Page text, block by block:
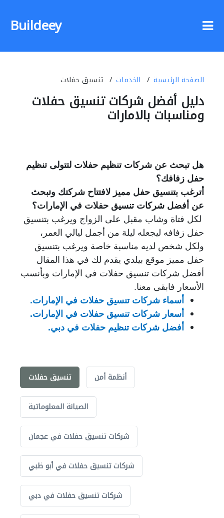
Buildeey
الصفحة الرئيسية الخدمات تنسيق حفلات
دليل أفضل شركات تنسيق حفلات
ومناسبات بالامارات
هل تبحث عن شركات تنظيم حفلات لتتولى تنظيم
حفل زفافك؟
أترغب بتنسيق حفل مميز لافتتاح شركتك وتبحث
عن أفضل شركات تنسيق حفلات في الإمارات؟
لكل فتاة وشاب مقبل على الزواج ويرغب بتنسيق
حفل زفافه ليجعله ليلة من أجمل ليالي العمر،
ولكل شخص لديه مناسبة خاصة ويرغب بتنسيق
حفل مميز موقع بيلدي يقدم لك في هذا المقال
أفضل شركات تنسيق حفلات في الإمارات وبأنسب
الأسعار فابقى معنا.
أسماء شركات تنسيق حفلات في الإمارات.
أسعار شركات تنسيق حفلات في الإمارات.
أفضل شركات تنظيم حفلات في دبي.
تنسيق حفلات أنظمة أمن
الصيانة المعلوماتية
شركات تنسيق حفلات في عجمان
شركات تنسيق حفلات في أبو ظبي
شركات تنسيق حفلات في دبي